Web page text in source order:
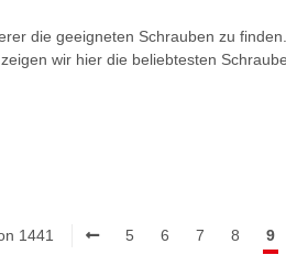
die geeigneten Schrauben zu
wir hier die beliebtesten
1441 5 6 7 8 9